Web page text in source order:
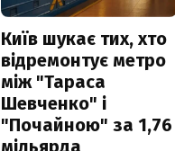
Київ шукає тих, хто
відремонтує метро
між "Тараса
Шевченко" і
"Почайною" за 1,76
мільярда